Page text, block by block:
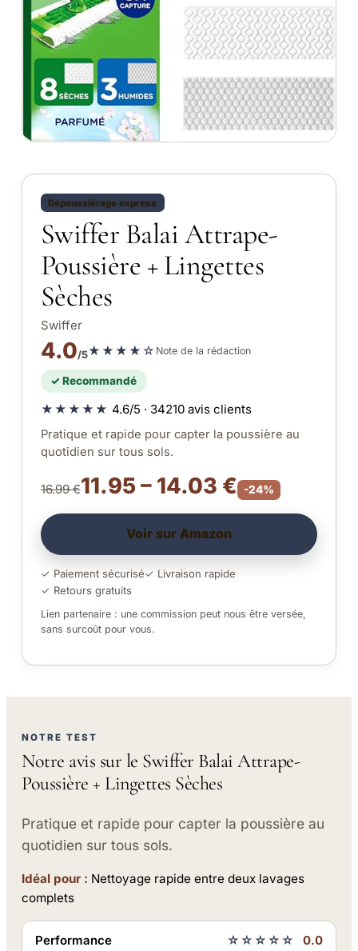
Dépoussiérage express
Swiffer Balai Attrape-
Poussière + Lingettes
Sèches
Swiffer
4.0/5★★★★☆ Note de la rédaction
✓ Recommandé
★★★★★ 4.6/5 · 34210 avis clients
Pratique et rapide pour capter la poussière au
quotidien sur tous sols.
16.99 €11.95 – 14.03 € -24%
Voir sur Amazon
✓ Paiement sécurisé✓ Livraison rapide
✓ Retours gratuits
Lien partenaire : une commission peut nous être versée,
sans surcoût pour vous.
NOTRE TEST
Notre avis sur le Swiffer Balai Attrape-
Poussière + Lingettes Sèches
Pratique et rapide pour capter la poussière au
quotidien sur tous sols.
Idéal pour : Nettoyage rapide entre deux lavages
complets
Performance ☆☆☆☆☆ 0.0